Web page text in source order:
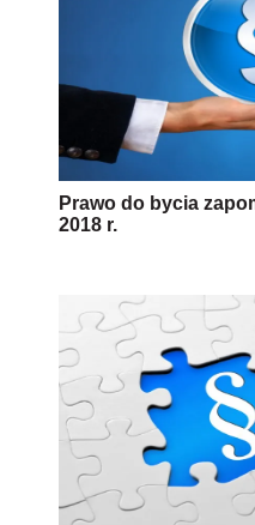
Prawo do bycia
2018 r.